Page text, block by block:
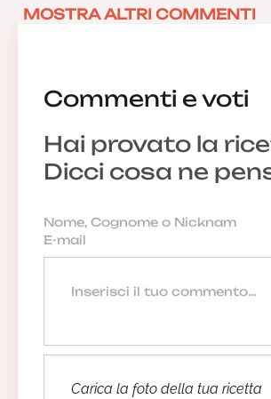
Commenti e voti
Hai provato la
Dicci cosa ne
Carica la foto della tua ricetta
MOSTRA ALTRI COMMENTI